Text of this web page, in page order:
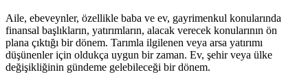
Aile, ebeveynler, özellikle baba ve ev, gayrimenkul konularında
finansal başlıkların, yatırımların, alacak verecek konularının ön
plana çıktığı bir dönem. Tarımla ilgilenen veya arsa yatırımı
düşünenler için oldukça uygun bir zaman. Ev, şehir veya ülke
değişikliğinin gündeme gelebileceği bir dönem.